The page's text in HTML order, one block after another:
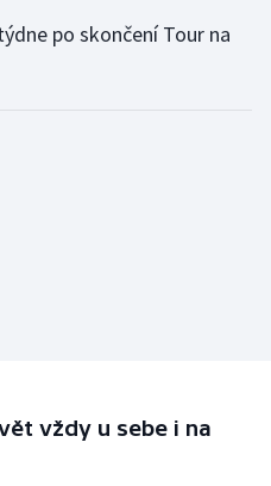
po skončení Tour na
vždy u sebe i na